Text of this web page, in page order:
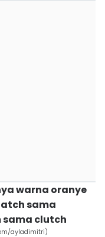
warna oranye
sama
sama clutch
ayladimitri)